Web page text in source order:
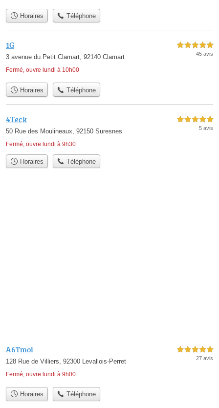
Horaires Téléphone
1G
3 avenue du Petit Clamart, 92140 Clamart
Fermé, ouvre lundi à 10h00
5,0 étoiles sur 5
45 avis
Horaires Téléphone
4Teck
50 Rue des Moulineaux, 92150 Suresnes
Fermé, ouvre lundi à 9h30
5,0 étoiles sur 5
5 avis
Horaires Téléphone
A6Tmoi
128 Rue de Villiers, 92300 Levallois-Perret
Fermé, ouvre lundi à 9h00
5,0 étoiles sur 5
27 avis
Horaires Téléphone